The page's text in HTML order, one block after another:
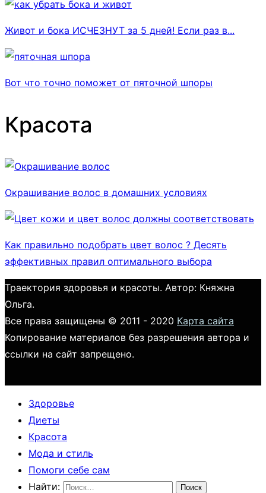
Живот и бока ИСЧЕЗНУТ за 5 дней! Если раз в...
Вот что точно поможет от пяточной шпоры
Красота
Окрашивание волос в домашних условиях
Как правильно подобрать цвет волос ? Десять
эффективных правил оптимального выбора
Траектория здоровья и красоты. Автор: Княжна
Ольга.
Все права защищены © 2011 - 2020 Карта сайта
Копирование материалов без разрешения автора и
ссылки на сайт запрещено.
Здоровье
Диеты
Красота
Мода и стиль
Помоги себе сам
Найти: